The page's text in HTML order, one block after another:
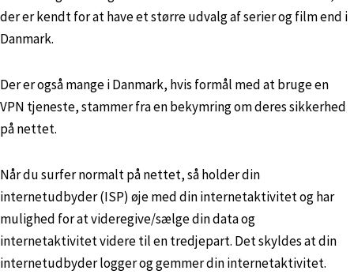
der er kendt for at have et større udvalg af serier og film end i
Danmark.
Der er også mange i Danmark, hvis formål med at bruge en
VPN tjeneste, stammer fra en bekymring om deres sikkerhed
på nettet.
Når du surfer normalt på nettet, så holder din
internetudbyder (ISP) øje med din internetaktivitet og har
mulighed for at videregive/sælge din data og
internetaktivitet videre til en tredjepart. Det skyldes at din
internetudbyder logger og gemmer din internetaktivitet.